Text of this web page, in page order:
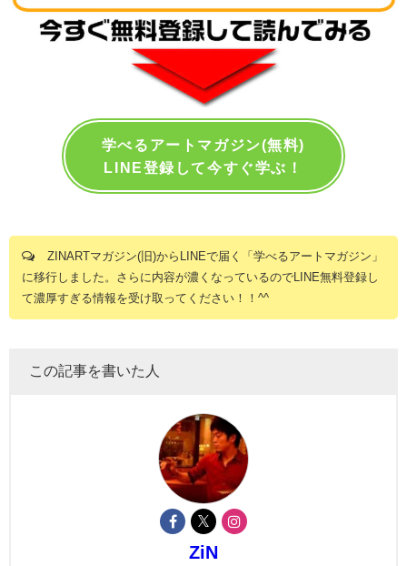
学べるアートマガジン(無料)
LINE登録して今すぐ学ぶ！
ZINARTマガジン(旧)からLINEで届く「学べるアートマガジン」
に移行しました。さらに内容が濃くなっているのでLINE無料登録し
て濃厚すぎる情報を受け取ってください！！^^
この記事を書いた人
ZiN